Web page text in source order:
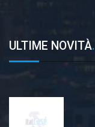
ULTIME NOVITÀ.